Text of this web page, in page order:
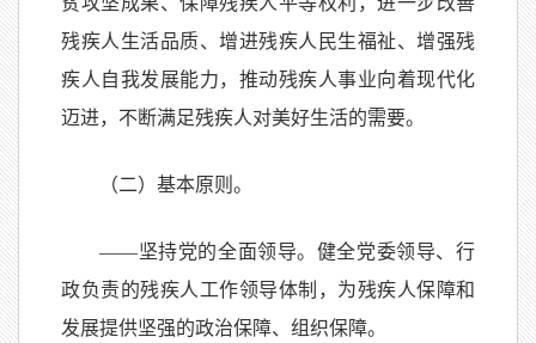
残疾人生活品质、增进残疾人民生福祉、增强残
疾人自我发展能力，推动残疾人事业向着现代化
迈进，不断满足残疾人对美好生活的需要。
（二）基本原则。
——坚持党的全面领导。健全党委领导、行
政负责的残疾人工作领导体制，为残疾人保障和
发展提供坚强的政治保障、组织保障。